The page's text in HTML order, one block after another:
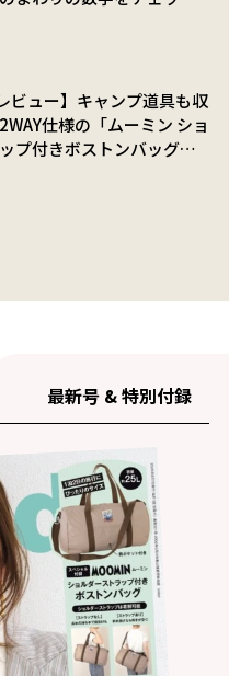
ビュー】キャンプ道具も収
仕様の「ムーミン ショ
プ付きボストンバッグ」
めな理由
最新号 & 特別付録